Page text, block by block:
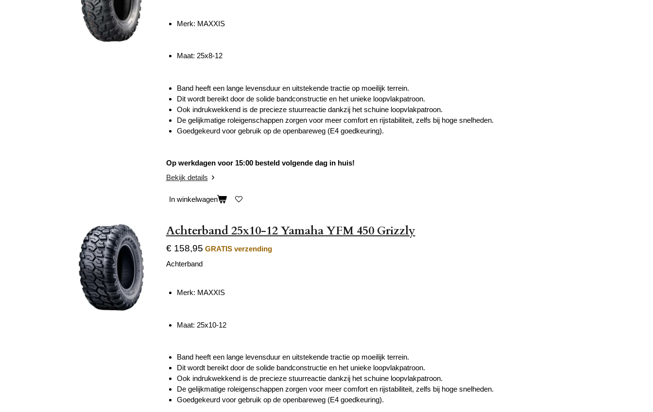
Merk: MAXXIS
Maat: 25x8-12
Band heeft een lange levensduur en uitstekende tractie op moeilijk terrein.
Dit wordt bereikt door de solide bandconstructie en het unieke loopvlakpatroon.
Ook indrukwekkend is de precieze stuurreactie dankzij het schuine loopvlakpatroon.
De gelijkmatige roleigenschappen zorgen voor meer comfort en rijstabiliteit, zelfs bij hoge snelheden.
Goedgekeurd voor gebruik op de openbareweg (E4 goedkeuring).
Op werkdagen voor 15:00 besteld volgende dag in huis!
Bekijk details
In winkelwagen
Achterband 25x10-12 Yamaha YFM 450 Grizzly
€ 158,95 GRATIS verzending
Achterband
Merk: MAXXIS
Maat: 25x10-12
Band heeft een lange levensduur en uitstekende tractie op moeilijk terrein.
Dit wordt bereikt door de solide bandconstructie en het unieke loopvlakpatroon.
Ook indrukwekkend is de precieze stuurreactie dankzij het schuine loopvlakpatroon.
De gelijkmatige roleigenschappen zorgen voor meer comfort en rijstabiliteit, zelfs bij hoge snelheden.
Goedgekeurd voor gebruik op de openbareweg (E4 goedkeuring).